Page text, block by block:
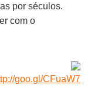
por séculos.
com o
goo.gl/CFuaW7